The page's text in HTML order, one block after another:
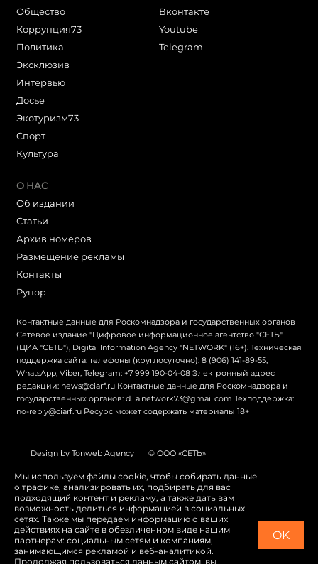
Общество
Коррупция73
Политика
Эксклюзив
Интервью
Досье
Экотуризм73
Cпорт
Культура
Вконтакте
Youtube
Telegram
О НАС
Об издании
Статьи
Архив номеров
Размещение рекламы
Контакты
Рупор
Контактные данные для Роскомнадзора и государственных органов
Сетевое издание "Цифровое информационное агентство "СЕТЬ"
(ЦИА "СЕТЬ"), Digital Information Agency "NETWORK" (16+). Техническая
поддержка сайта: телефоны (круглосуточно): 8 (906) 141-89-55,
WhatsApp, Viber, Telegram: +7 999 190-04-08 Электронный адрес
редакции: news@ciarf.ru Контактные данные для Роскомнадзора и
государственных органов: d.i.a.network73@gmail.com Техподдержка:
no-reply@ciarf.ru Ресурс может содержать материалы 18+
Design by Tonweb Agency © ООО «СЕТЬ»
Политика конфиденциальности Карта сайта
Switch to English
Мы используем файлы cookie, чтобы собирать данные
о трафике, анализировать их, подбирать для вас
подходящий контент и рекламу, а также дать вам
возможность делиться информацией в социальных
сетях. Также мы передаем информацию о ваших
действиях на сайте в обезличенном виде нашим
партнерам: социальным сетям и компаниям,
занимающимся рекламой и веб-аналитикой.
Продолжая пользоваться данным сайтом, вы
OK